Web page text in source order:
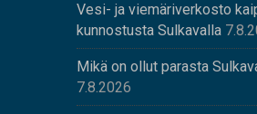
Vesi- ja viemäriverkosto
kunnostusta Sulkavalla
Mikä on ollut parasta
7.8.2026